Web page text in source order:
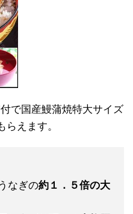
で国産鰻蒲焼特大サイズ
らえます。
なぎの約１．５倍の大